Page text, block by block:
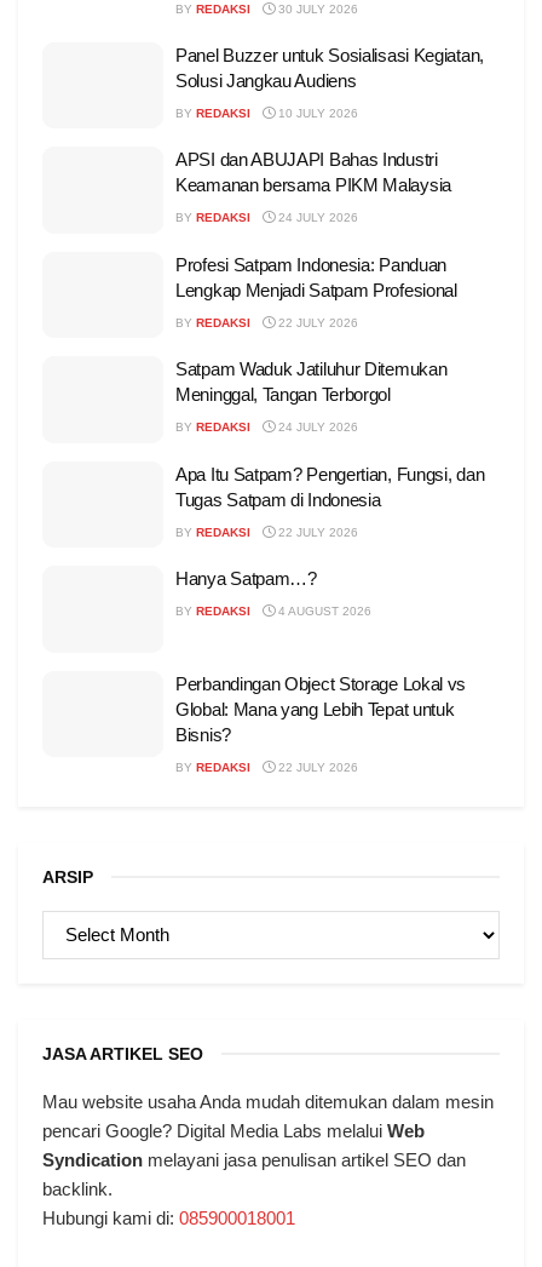
BY REDAKSI 30 JULY 2026
Panel Buzzer untuk Sosialisasi Kegiatan,
Solusi Jangkau Audiens
BY REDAKSI 10 JULY 2026
APSI dan ABUJAPI Bahas Industri
Keamanan bersama PIKM Malaysia
BY REDAKSI 24 JULY 2026
Profesi Satpam Indonesia: Panduan
Lengkap Menjadi Satpam Profesional
BY REDAKSI 22 JULY 2026
Satpam Waduk Jatiluhur Ditemukan
Meninggal, Tangan Terborgol
BY REDAKSI 24 JULY 2026
Apa Itu Satpam? Pengertian, Fungsi, dan
Tugas Satpam di Indonesia
BY REDAKSI 22 JULY 2026
Hanya Satpam…?
BY REDAKSI 4 AUGUST 2026
Perbandingan Object Storage Lokal vs
Global: Mana yang Lebih Tepat untuk
Bisnis?
BY REDAKSI 22 JULY 2026
ARSIP
ARSIP
JASA ARTIKEL SEO
Mau website usaha Anda mudah ditemukan dalam mesin
pencari Google? Digital Media Labs melalui Web
Syndication melayani jasa penulisan artikel SEO dan
backlink.
Hubungi kami di: 085900018001